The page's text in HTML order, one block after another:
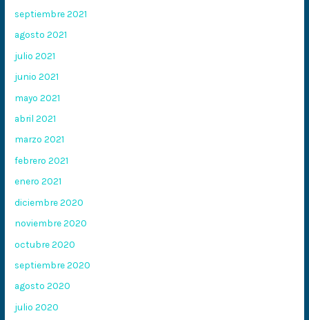
septiembre 2021
agosto 2021
julio 2021
junio 2021
mayo 2021
abril 2021
marzo 2021
febrero 2021
enero 2021
diciembre 2020
noviembre 2020
octubre 2020
septiembre 2020
agosto 2020
julio 2020